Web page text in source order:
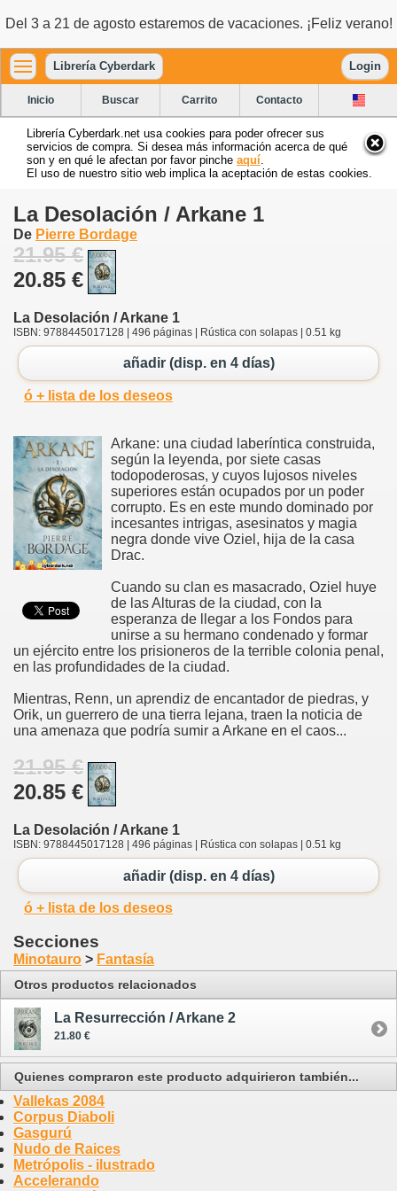
Del 3 a 21 de agosto estaremos de vacaciones. ¡Feliz verano!
Librería Cyberdark Login
Inicio Buscar Carrito Contacto
Librería Cyberdark.net usa cookies para poder ofrecer sus
servicios de compra. Si desea más información acerca de qué
son y en qué le afectan por favor pinche aquí
El uso de nuestro sitio web implica la aceptación de estas cookies.
La Desolación / Arkane 1
De Pierre Bordage
21.95 €
20.85 €
La Desolación / Arkane 1
ISBN: 9788445017128 | 496 páginas | Rústica con solapas | 0.51 kg
añadir (disp. en 4 días)
ó + lista de los deseos
Arkane: una ciudad laberíntica construida,
según la leyenda, por siete casas
todopoderosas, y cuyos lujosos niveles
superiores están ocupados por un poder
corrupto. Es en este mundo dominado por
incesantes intrigas, asesinatos y magia
negra donde vive Oziel, hija de la casa
Drac.
Cuando su clan es masacrado, Oziel huye
de las Alturas de la ciudad, con la
esperanza de llegar a los Fondos para
unirse a su hermano condenado y formar
un ejército entre los prisioneros de la terrible colonia penal,
en las profundidades de la ciudad.
Mientras, Renn, un aprendiz de encantador de piedras, y
Orik, un guerrero de una tierra lejana, traen la noticia de
una amenaza que podría sumir a Arkane en el caos...
21.95 €
20.85 €
La Desolación / Arkane 1
ISBN: 9788445017128 | 496 páginas | Rústica con solapas | 0.51 kg
añadir (disp. en 4 días)
ó + lista de los deseos
Secciones
Minotauro > Fantasía
Otros productos relacionados
La Resurrección / Arkane 2
21.80 €
Quienes compraron este producto adquirieron también...
Vallekas 2084
Corpus Diaboli
Gasgurú
Nudo de Raices
Metrópolis - ilustrado
Accelerando